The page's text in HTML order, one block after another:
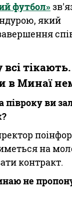
футбол»
який
всі
в Минаї
півроку ви
на
контракт.
не